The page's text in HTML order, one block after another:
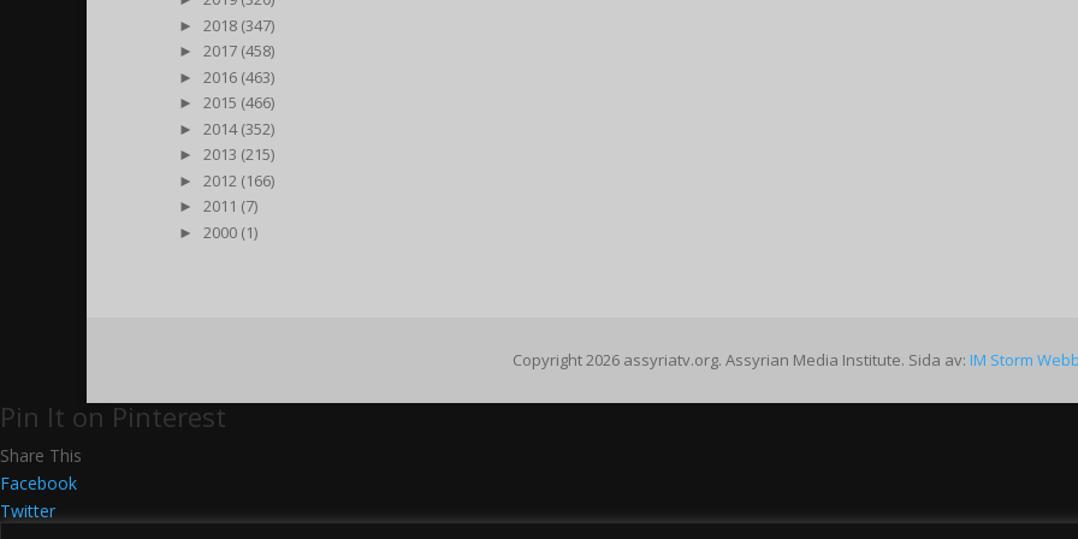
►
2018 (347)
►
2017 (458)
►
2016 (463)
►
2015 (466)
►
2014 (352)
►
2013 (215)
►
2012 (166)
►
2011 (7)
►
2000 (1)
Copyright 2026 assyriatv.org. Assyrian Media Institute. Sida av: IM Storm
Pin It on Pinterest
Share This
Facebook
Twitter